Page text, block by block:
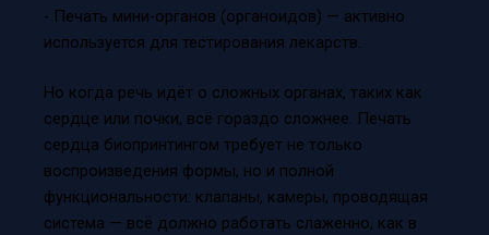
- Печать мини-органов (органоидов) — активно
используется для тестирования лекарств.
Но когда речь идёт о сложных органах, таких как
сердце или почки, всё гораздо сложнее. Печать
сердца биопринтингом требует не только
воспроизведения формы, но и полной
функциональности: клапаны, камеры, проводящая
система — всё должно работать слаженно, как в